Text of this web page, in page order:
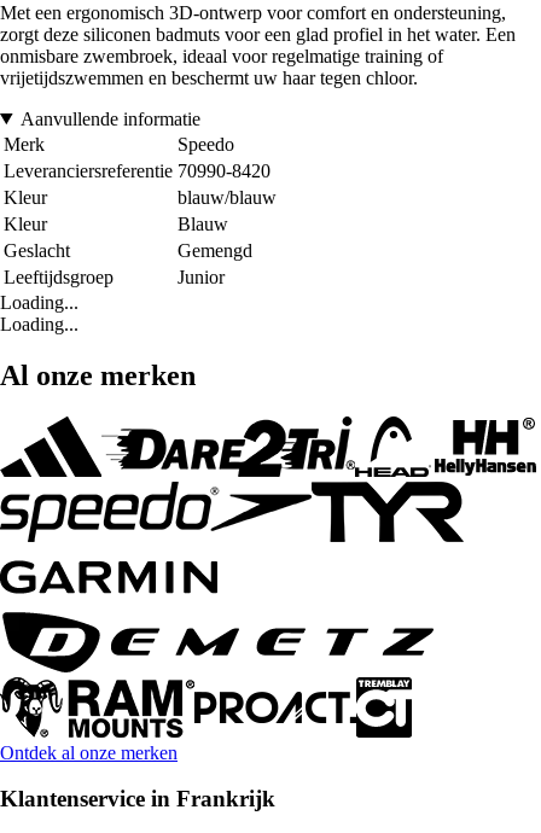
Met een ergonomisch 3D-ontwerp voor comfort en ondersteuning,
zorgt deze siliconen badmuts voor een glad profiel in het water. Een
onmisbare zwembroek, ideaal voor regelmatige training of
vrijetijdszwemmen en beschermt uw haar tegen chloor.
Aanvullende informatie
Merk
Speedo
Leveranciersreferentie 70990-8420
Kleur
blauw/blauw
Kleur
Blauw
Geslacht
Gemengd
Leeftijdsgroep
Junior
Loading...
Loading...
Al onze merken
Ontdek al onze merken
Klantenservice in Frankrijk